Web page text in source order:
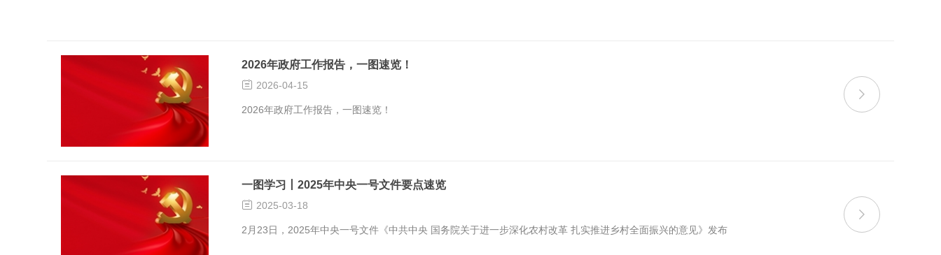
2026年政府工作报告，一图速览！
 2026-04-15
2026年政府工作报告，一图速览！

一图学习丨2025年中央一号文件要点速览
 2025-03-18
​2月23日，2025年中央一号文件《中共中央 国务院关于进一步深化农村改革 扎实推进乡村全面振兴的意见》发布
